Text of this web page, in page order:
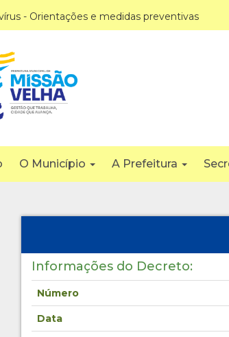
- Orientações e medidas preventivas
O Município A Prefeitura
Informações do Decreto:
Número
Data